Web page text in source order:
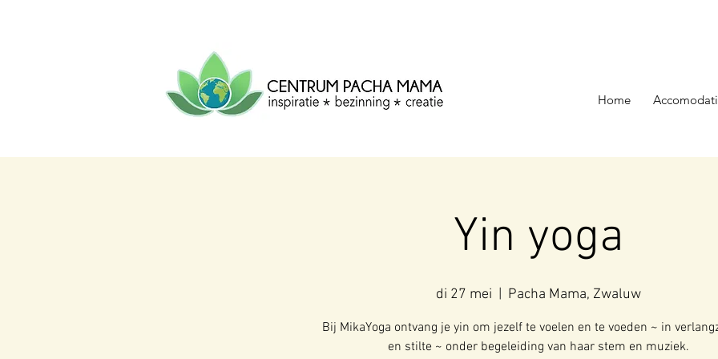
CENTRUM
PACHA
MAMA Centrum voor inspiratie, bezinning &
creatie.
Home
Yin yoga
di 27 mei Pacha Mama, Zwaluw
Bij MikaYoga ontvang je yin om jezelf te voelen en te voeden ~ in
en stilte ~ onder begeleiding van haar stem en muziek.